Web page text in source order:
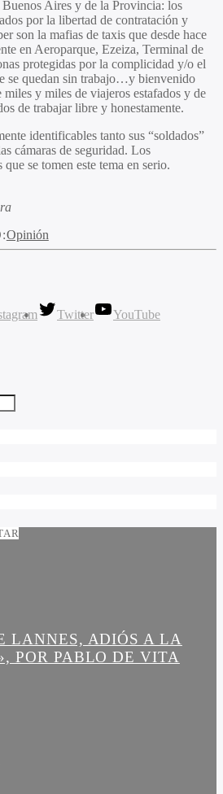
Aires y de la Provincia: los
por la libertad de contratación y
son la mafias de taxis que desde hace
en Aeroparque, Ezeiza, Terminal de
protegidas por la complicidad y/o el
se quedan sin trabajo…y bienvenido
miles y miles de viajeros estafados y de
de trabajar libre y honestamente.
identificables tanto sus “soldados”
cámaras de seguridad. Los
se tomen este tema en serio.
Opinión
Twitter
YouTube
LANNES, ADIÓS A LA
POR PABLO DE VITA